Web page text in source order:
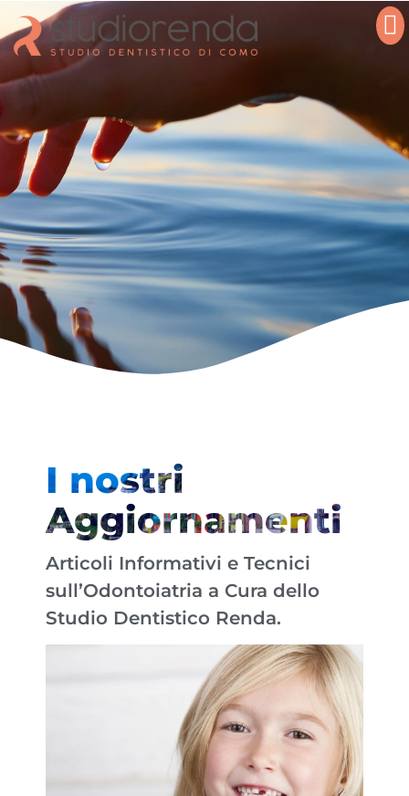
I nostri
Aggiornamenti
Articoli Informativi e Tecnici
sull’Odontoiatria a Cura dello
Studio Dentistico Renda.